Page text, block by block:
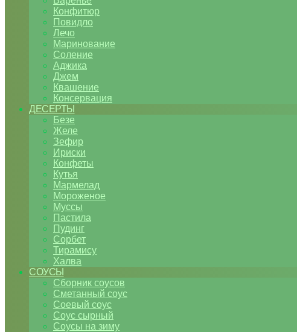
Конфитюр
Повидло
Лечо
Маринование
Соление
Аджика
Джем
Квашение
Консервация
ДЕСЕРТЫ
Безе
Желе
Зефир
Ириски
Конфеты
Кутья
Мармелад
Мороженое
Муссы
Пастила
Пудинг
Сорбет
Тирамису
Халва
СОУСЫ
Сборник соусов
Сметанный соус
Соевый соус
Соус сырный
Соусы на зиму